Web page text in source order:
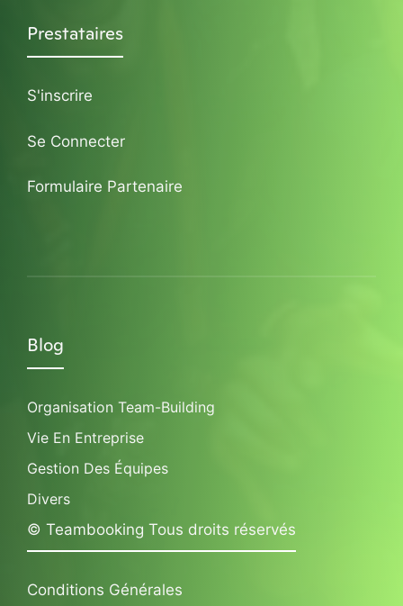
Prestataires
S'inscrire
Se Connecter
Formulaire Partenaire
Blog
Organisation Team-Building
Vie En Entreprise
Gestion Des Équipes
Divers
© Teambooking Tous droits réservés
Conditions Générales